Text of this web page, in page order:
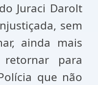
Juraci Darolt
sem
ainda mais
para
que não